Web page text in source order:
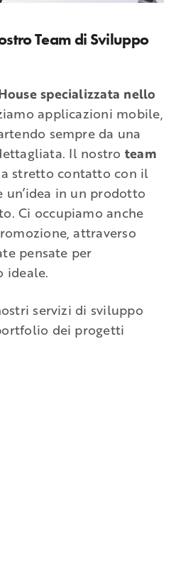
Team di Sviluppo
specializzata nello
applicazioni mobile,
sempre da una
Il nostro team
stretto contatto con il
in un prodotto
Ci occupiamo anche
attraverso
pensate per
ideale.
servizi di sviluppo
dei progetti